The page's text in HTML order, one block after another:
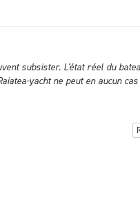
subsister. L'état réel du
yacht ne peut en aucun